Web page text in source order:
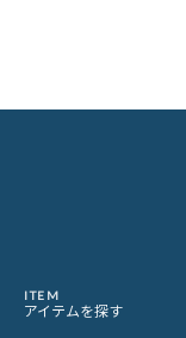
ITEM
アイテムを探す